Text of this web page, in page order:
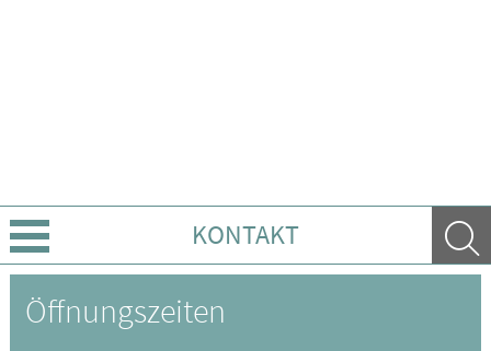
KONTAKT
Über uns
Öffnungszeiten